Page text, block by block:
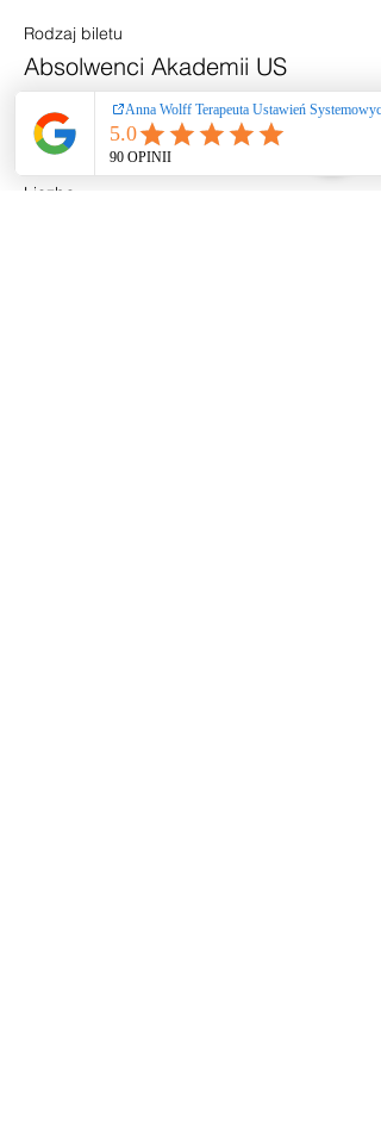
Rodzaj biletu
Absolwenci Akademii US
Cena
6000,00 zł
Liczba